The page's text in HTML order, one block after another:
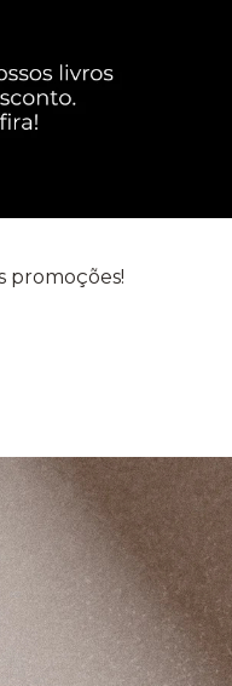
promoções!